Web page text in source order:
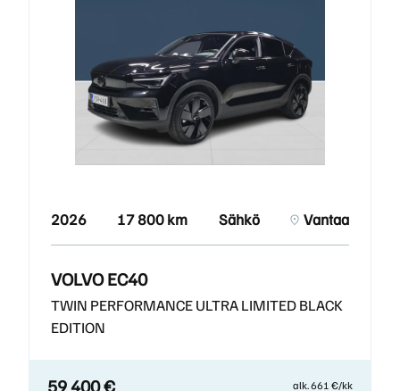
2026 17 800 km Sähkö Vantaa
VOLVO EC40
TWIN PERFORMANCE ULTRA LIMITED BLACK
EDITION
59 400 € alk. 661 €/kk